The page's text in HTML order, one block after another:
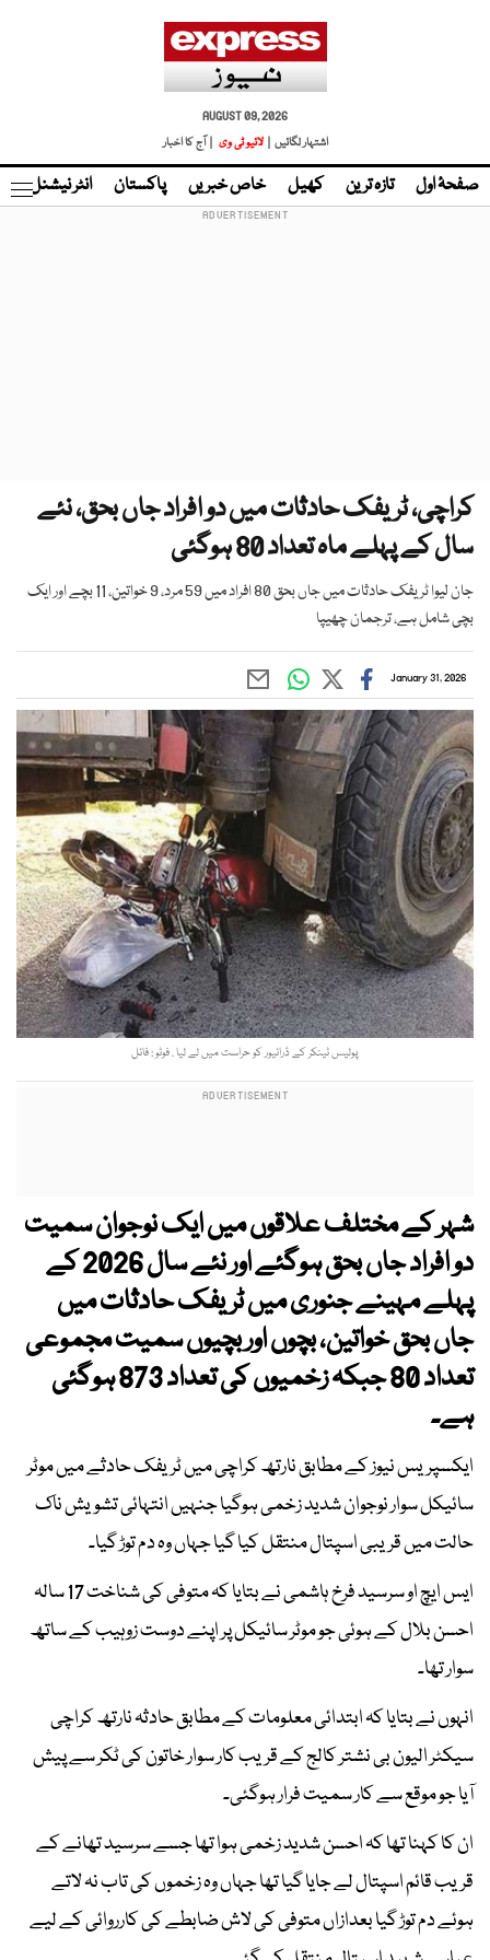
AUGUST 09, 2026
اشتہار لگائیں |
لائیو ٹی وی | آج کا اخبار
صفحۂ اول تازہ ترین کھیل خاص خبریں پاکستان انٹر نیشنل
کراچی، ٹریفک حادثات میں دو افراد جاں بحق، نئے
سال کے پہلے ماہ تعداد 80 ہوگئی
جان لیوا ٹریفک حادثات میں جاں بحق 80 افراد میں 59 مرد، 9 خواتین، 11 بچے اور ایک
بچی شامل ہے، ترجمان چھیپا
January 31, 2026
پولیس ٹینکر کے ڈرائیور کو حراست میں لے لیا . فوٹو : فائل
شہر کے مختلف علاقوں میں ایک نوجوان سمیت
دو افراد جاں بحق ہوگئے اور نئے سال 2026 کے
پہلے مہینے جنوری میں ٹریفک حادثات میں
جاں بحق خواتین، بچوں اور بچیوں سمیت مجموعی
تعداد 80 جبکہ زخمیوں کی تعداد 873 ہوگئی
ہے۔
ایکسپریس نیوز کے مطابق نارتھ کراچی میں ٹریفک حادثے میں موٹر
سائیکل سوار نوجوان شدید زخمی ہوگیا جنہیں انتہائی تشویش ناک
حالت میں قریبی اسپتال منتقل کیا گیا جہاں وہ دم توڑ گیا۔
ایس ایچ او سرسید فرخ ہاشمی نے بتایا کہ متوفی کی شناخت 17 سالہ
احسن بلال کے ہوئی جو موٹر سائیکل پر اپنے دوست زوہیب کے ساتھ
سوار تھا۔
انہوں نے بتایا کہ ابتدائی معلومات کے مطابق حادثہ نارتھ کراچی
سیکٹر الیون بی نشتر کالج کے قریب کار سوار خاتون کی ٹکر سے پیش
آیا جو موقع سے کار سمیت فرار ہوگئی۔
ان کا کہنا تھا کہ احسن شدید زخمی ہوا تھا جسے سرسید تھانے کے
قریب قائم اسپتال لے جایا گیا تھا جہاں وہ زخموں کی تاب نہ لاتے
ہوئے دم توڑ گیا بعدازاں متوفی کی لاش ضابطے کی کارروائی کے لیے